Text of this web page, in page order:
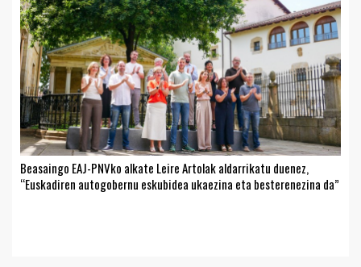
Beasaingo EAJ-PNVko alkate Leire Artolak aldarrikatu duenez,
“Euskadiren autogobernu eskubidea ukaezina eta besterenezina da”